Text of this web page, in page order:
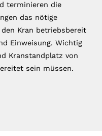
terminieren die
das nötige
Kran betriebsbereit
Einweisung. Wichtig
Kranstandplatz von
sein müssen.